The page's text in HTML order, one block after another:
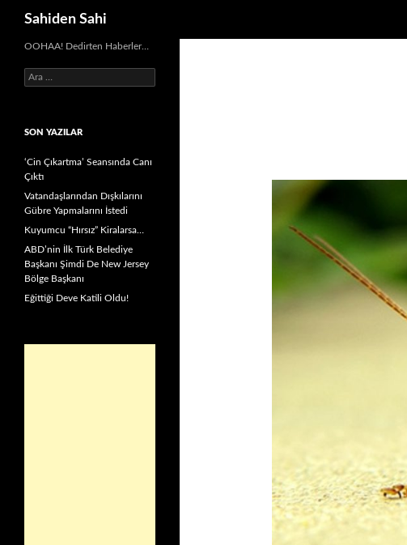
Sahiden Sahi
OOHAA! Dedirten Haberler…
Arama:
SON YAZILAR
‘Cin Çıkartma’ Seansında Canı
Çıktı
Vatandaşlarından Dışkılarını
Gübre Yapmalarını İstedi
Kuyumcu “Hırsız” Kiralarsa…
ABD’nin İlk Türk Belediye
Başkanı Şimdi De New Jersey
Bölge Başkanı
Eğittiği Deve Katili Oldu!